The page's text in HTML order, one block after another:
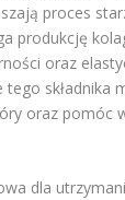
proces
produkcję
oraz
tego składnika
oraz pomóc
dla